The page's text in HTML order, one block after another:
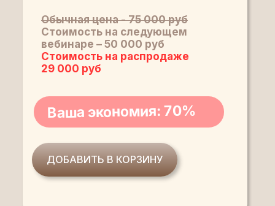
Ваша экономия: 70%
ДОБАВИТЬ В КОРЗИНУ
Обычная цена - 75 000 руб
Стоимость на следующем
вебинаре – 50 000 руб
Стоимость на распродаже
29 000 руб